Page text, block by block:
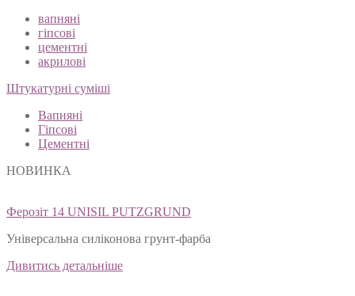
вапняні
гіпсові
цементні
акрилові
Штукатурні суміші
Вапняні
Гіпсові
Цементні
НОВИНКА
Ферозіт 14 UNISIL PUTZGRUND
Універсальна силіконова грунт-фарба
Дивитись детальніше